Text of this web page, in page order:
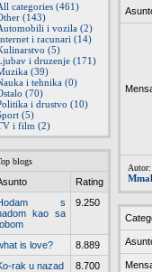
categories (461)
(143)
i vozila (2)
i racunari (14)
(5)
i druzenje (171)
(39)
i tehnika (0)
(70)
i drustvo (10)
(5)
i film (2)
blogs
Rating
s
kao sa
9.250
is love?
8.889
rak u nazad
8.700
Autor: